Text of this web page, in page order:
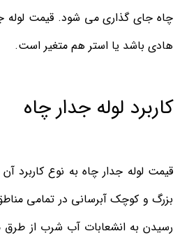
چاه جای گذاری می شود. قیمت لوله
هادی باشد یا استر هم متغیر است.
کاربرد لوله جدار چاه
قیمت لوله جدار چاه به نوع کاربرد
بزرگ و کوچک آبرسانی در تمامی
رسیدن به انشعابات آب شرب از